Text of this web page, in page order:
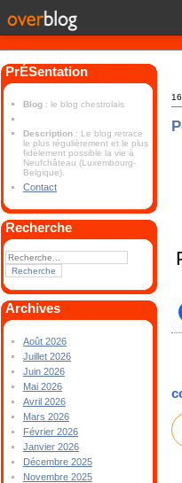
PrÉSentation
Blog : le blog chestrolais
Description : Le blog retrace
le plus régulièrement et le plus
fidèlement possible la vie à
Neufchâteau (Luxembourg-
Belgique).
Contact
Recherche
Archives
Août 2026
Juillet 2026
Juin 2026
Mai 2026
Avril 2026
Mars 2026
Février 2026
Janvier 2026
Décembre 2025
Novembre 2025